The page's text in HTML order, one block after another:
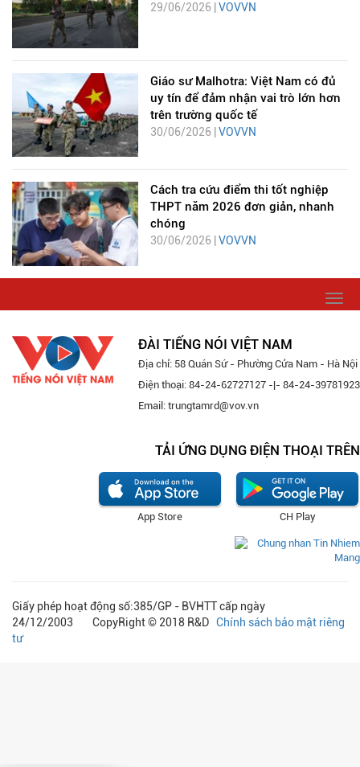
29/06/2026 | VOVVN
Giáo sư Malhotra: Việt Nam có đủ
uy tín để đảm nhận vai trò lớn hơn
trên trường quốc tế
30/06/2026 | VOVVN
Cách tra cứu điểm thi tốt nghiệp
THPT năm 2026 đơn giản, nhanh
chóng
30/06/2026 | VOVVN
ĐÀI TIẾNG NÓI VIỆT NAM
Địa chỉ: 58 Quán Sứ - Phường Cửa Nam - Hà Nội
Điện thoại: 84-24-62727127 -|- 84-24-39781923
Email: trungtamrd@vov.vn
TẢI ỨNG DỤNG ĐIỆN THOẠI TRÊN
CH Play
App Store
Giấy phép hoạt động số:385/GP - BVHTT cấp ngày
24/12/2003 CopyRight © 2018 R&D Chính sách bảo mật riêng
tư